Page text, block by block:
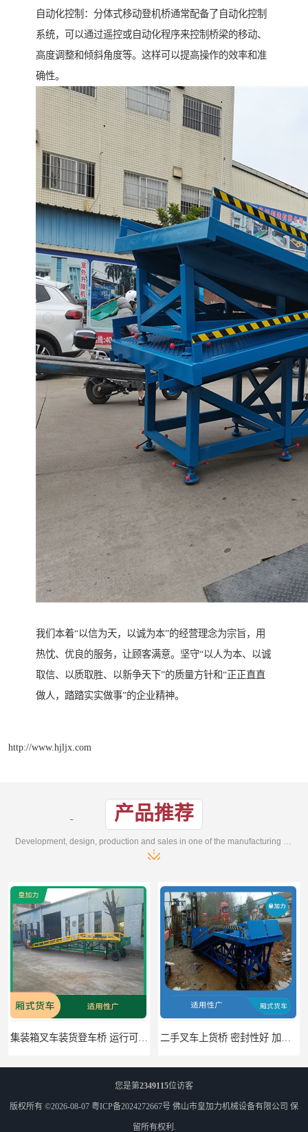
自动化控制：分体式移动登机桥通常配备了自动化控制
系统，可以通过遥控或自动化程序来控制桥梁的移动、
高度调整和倾斜角度等。这样可以提高操作的效率和准
确性。
我们本着“以信为天，以诚为本”的经营理念为宗旨，用
热忱、优良的服务，让顾客满意。坚守“以人为本、以诚
取信、以质取胜、以新争天下”的质量方针和“正正直直
做人，踏踏实实做事”的企业精神。
http://www.hjljx.com
产品推荐
您是第2349115位访客
版权所有 ©2026-08-07 粤ICP备2024272667号 佛山市皇加力机械设备有限公司 保
留所有权利.